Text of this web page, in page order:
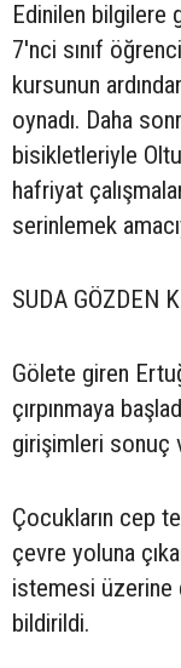
Edinilen bilgilere
7'nci sınıf
kursunun
oynadı. Daha
bisikletleriyle Oltu
hafriyat
serinlemek
SUDA GÖZDEN
Gölete giren
çırpınmaya
girişimleri sonuç
Çocukların cep
çevre yoluna
istemesi üzerine
bildirildi.